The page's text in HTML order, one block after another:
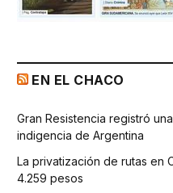
EN EL CHACO
Gran Resistencia registró
indigencia de Argentina
La privatización de rutas en
4.259 pesos